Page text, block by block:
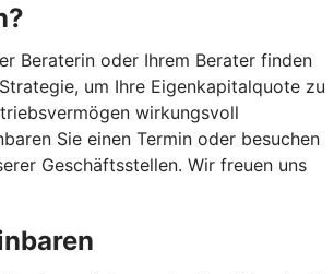
Beraterin oder Ihrem Berater finden
um Ihre Eigenkapitalquote zu
wirkungsvoll
Sie einen Termin oder besuchen
Geschäftsstellen. Wir freuen uns